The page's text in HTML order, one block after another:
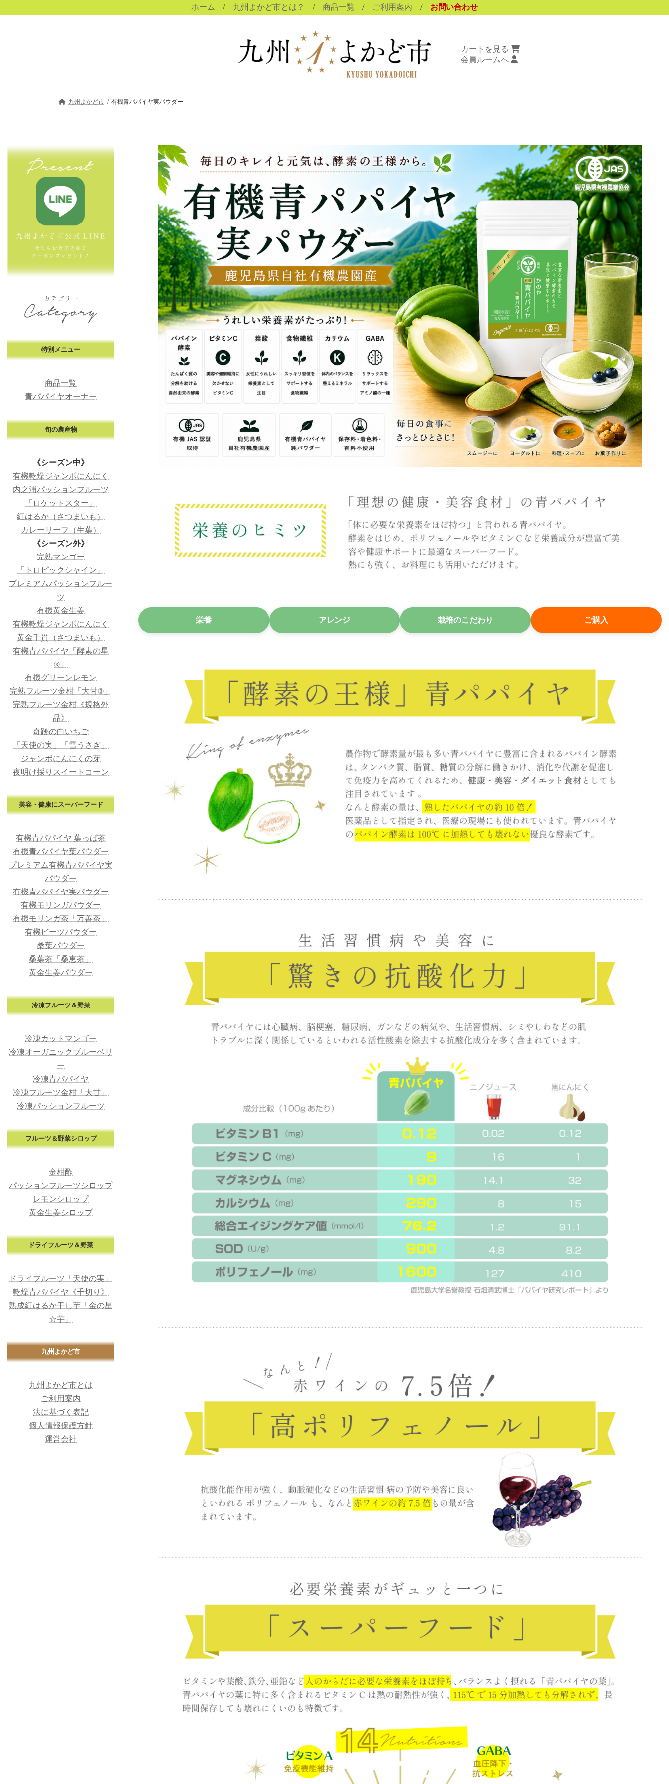
ホーム / 九州よかど市とは？ / 商品一覧 / ご利用案内 / お問い合わせ
カートを見る
会員ルームへ
九州よかど市 有機青パパイヤ実パウダー
栄養 アレンジ 栽培のこだわり ご購入
特別メニュー
商品一覧
青パパイヤオーナー
旬の農産物
《シーズン中》
有機乾燥ジャンボにんにく
内之浦パッションフルーツ
「ロケットスター」
紅はるか（さつまいも）
カレーリーフ（生葉）
《シーズン外》
完熟マンゴー
「トロピックシャイン」
プレミアムパッションフルー
ツ
有機黄金生姜
有機乾燥ジャンボにんにく
黄金千貫（さつまいも）
有機青パパイヤ「酵素の星
®」
有機グリーンレモン
完熟フルーツ金柑「大甘®」
完熟フルーツ金柑《規格外
品》
奇跡の白いちご
「天使の実」「雪うさぎ」
ジャンボにんにくの芽
夜明け採りスイートコーン
美容・健康にスーパーフード
有機青パパイヤ 葉っぱ茶
有機青パパイヤ葉パウダー
プレミアム有機青パパイヤ実
パウダー
有機青パパイヤ実パウダー
有機モリンガパウダー
有機モリンガ茶「万善茶」
有機ビーツパウダー
桑葉パウダー
桑葉茶「桑恵茶」
黄金生姜パウダー
冷凍フルーツ＆野菜
冷凍カットマンゴー
冷凍オーガニックブルーベリ
ー
冷凍青パパイヤ
冷凍フルーツ金柑「大甘」
冷凍パッションフルーツ
フルーツ＆野菜シロップ
金柑酢
パッションフルーツシロップ
レモンシロップ
黄金生姜シロップ
ドライフルーツ＆野菜
ドライフルーツ「天使の実」
乾燥青パパイヤ《千切り》
熟成紅はるか干し芋「金の星
☆芋」
九州よかど市
九州よかど市とは
ご利用案内
法に基づく表記
個人情報保護方針
運営会社